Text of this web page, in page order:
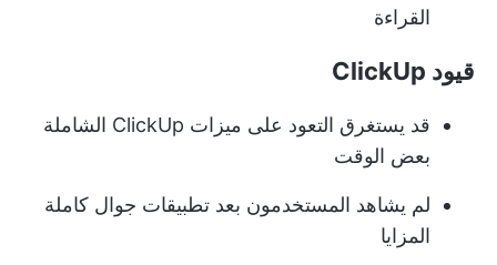
القراءة
قيود ClickUp
قد يستغرق التعود على ميزات ClickUp الشاملة
بعض الوقت
لم يشاهد المستخدمون بعد تطبيقات جوال كاملة
المزايا